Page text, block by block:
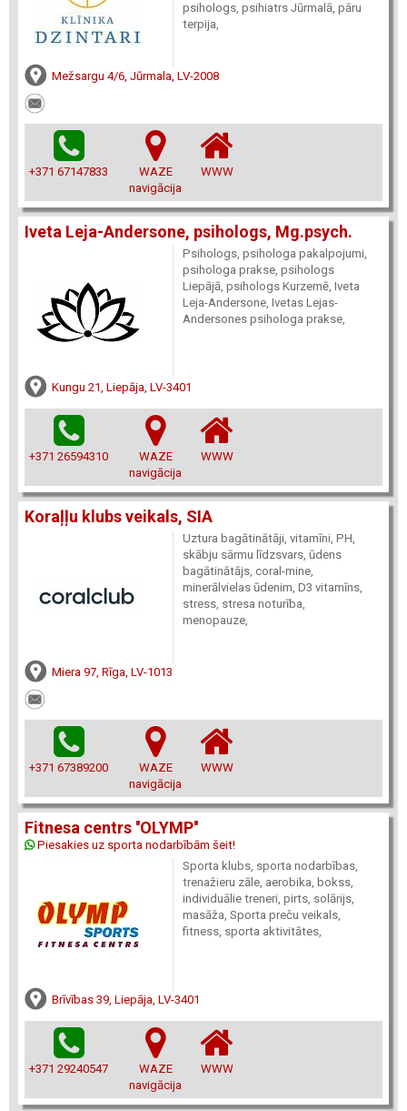
psihologs, psihiatrs Jūrmalā, pāru
terpija,
Mežsargu 4/6, Jūrmala, LV-2008
+371 67147833
WAZE
navigācija
WWW
Iveta Leja-Andersone, psihologs, Mg.psych.
Psihologs, psihologa pakalpojumi,
psihologa prakse, psihologs
Liepājā, psihologs Kurzemē, Iveta
Leja-Andersone, Ivetas Lejas-
Andersones psihologa prakse,
Kungu 21, Liepāja, LV-3401
+371 26594310
WAZE
navigācija
WWW
Koraļļu klubs veikals, SIA
Uztura bagātinātāji, vitamīni, PH,
skābju sārmu līdzsvars, ūdens
bagātinātājs, coral-mine,
minerālvielas ūdenim, D3 vitamīns,
stress, stresa noturība,
menopauze,
Miera 97, Rīga, LV-1013
+371 67389200
WAZE
navigācija
WWW
Fitnesa centrs ''OLYMP''
Piesakies uz sporta nodarbībām šeit!
Sporta klubs, sporta nodarbības,
trenažieru zāle, aerobika, bokss,
individuālie treneri, pirts, solārijs,
masāža, Sporta preču veikals,
fitness, sporta aktivitātes,
Brīvības 39, Liepāja, LV-3401
+371 29240547
WAZE
navigācija
WWW